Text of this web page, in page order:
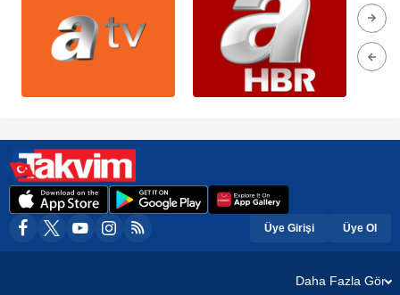
Üye Girişi Üye Ol
Daha Fazla Gör